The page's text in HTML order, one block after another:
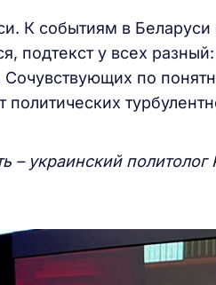
К событиям в
подтекст у всех
по
политических
– украинский политолог